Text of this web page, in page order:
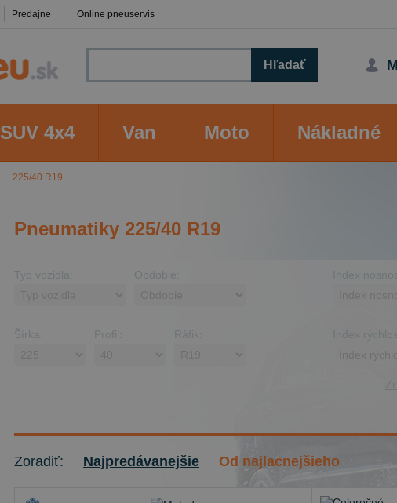
Predajne Online pneuservis
Hľadať
SUV 4x4 Van Moto Nákladné
225/40 R19
Pneumatiky 225/40 R19
Typ vozidla: Obdobie:
Šírka: Profil: Ráfik:
Zoradiť: Najpredávanejšie Od najlacnejšieho